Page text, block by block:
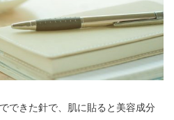
できた針で、肌に貼ると美容成分